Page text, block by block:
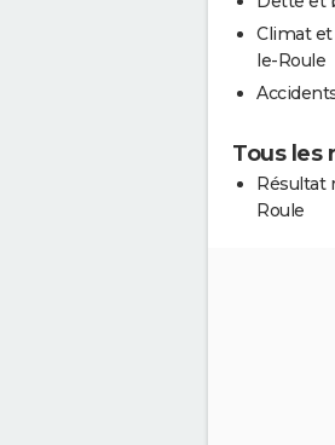
Climat
le-Roule
Tous les
Résultat
Roule